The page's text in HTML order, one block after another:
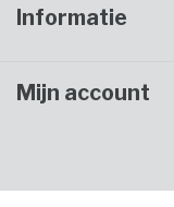
Informatie
Mijn account